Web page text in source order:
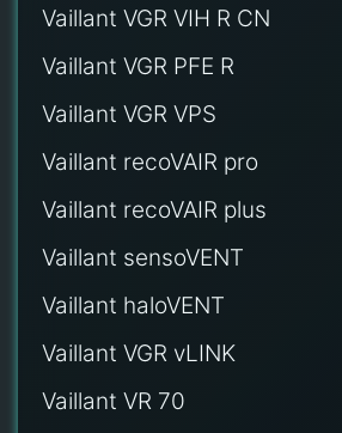
Vaillant VGR VIH R CN
Vaillant VGR PFE R
Vaillant VGR VPS
Vaillant recoVAIR pro
Vaillant recoVAIR plus
Vaillant sensoVENT
Vaillant haloVENT
Vaillant VGR vLINK
Vaillant VR 70